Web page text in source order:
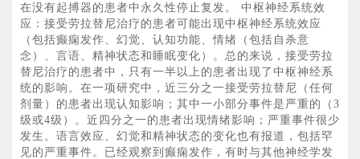
在没有起搏器的患者中永久性停止复发。 中枢神经系统效
应：接受劳拉替尼治疗的患者可能出现中枢神经系统效应
（包括癫痫发作、幻觉、认知功能、情绪（包括自杀意
念）、言语、精神状态和睡眠变化）。总的来说，接受劳拉
替尼治疗的患者中，只有一半以上的患者出现了中枢神经系
统的影响。在一项研究中，近三分之一接受劳拉替尼（任何
剂量）的患者出现认知影响；其中一小部分事件是严重的（3
级或4级）。近四分之一的患者出现情绪影响；严重事件很少
发生。语言效应、幻觉和精神状态的变化也有报道，包括罕
见的严重事件。已经观察到癫痫发作，有时与其他神经学发